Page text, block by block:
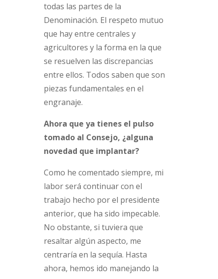
todas las partes de la
Denominación. El respeto mutuo
que hay entre centrales y
agricultores y la forma en la que
se resuelven las discrepancias
entre ellos. Todos saben que son
piezas fundamentales en el
engranaje.
Ahora que ya tienes el pulso
tomado al Consejo, ¿alguna
novedad que implantar?
Como he comentado siempre, mi
labor será continuar con el
trabajo hecho por el presidente
anterior, que ha sido impecable.
No obstante, si tuviera que
resaltar algún aspecto, me
centraría en la sequía. Hasta
ahora, hemos ido manejando la